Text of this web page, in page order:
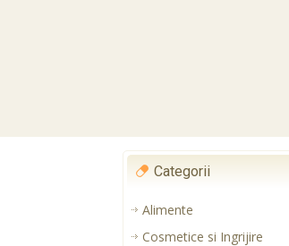
Categorii
Alimente
Cosmetice si Ingrijire